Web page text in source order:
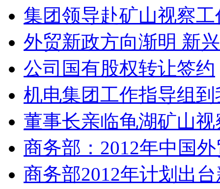
集团领导赴矿山视察工
外贸新政方向渐明 新
公司国有股权转让签约
机电集团工作指导组
董事长亲临龟湖矿山视
商务部：2012年中国
商务部2012年计划出